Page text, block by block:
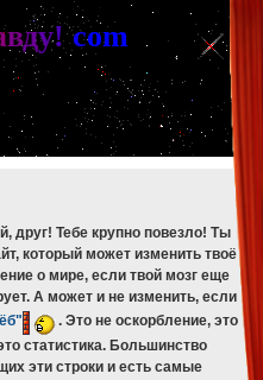
db/driver/mysqli.php
db/driver/mysqli.php 329
db/driver/mysqli.php on line 265
db/driver/mysqli.php on line329
db/driver/mysqli.php on line 265
db/driver/mysqli.php on line329:
вду! com
друг! Тебе крупно повезло! Ты
который может изменить твоё
о мире, если твой мозг еще
А может и не изменить, если
. Это не оскорбление, это
статистика. Большинство
эти строки и есть самые